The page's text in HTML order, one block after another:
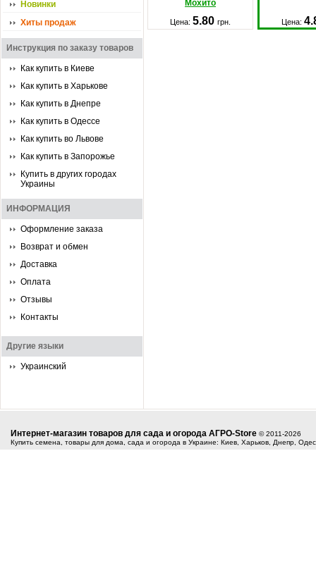
Новинки
Хиты продаж
Инструкция по заказу товаров
Как купить в Киеве
Как купить в Харькове
Как купить в Днепре
Как купить в Одессе
Как купить во Львове
Как купить в Запорожье
Купить в других городах
Украины
ИНФОРМАЦИЯ
Оформление заказа
Возврат и обмен
Доставка
Оплата
Отзывы
Контакты
Другие языки
Украинский
Мохито
Цена: 5.80 грн. Цена:
Интернет-магазин товаров для сада и огорода АГРО-Store © 2011-2026
Купить семена, товары для дома, сада и огорода в Украине: Киев, Харьков, Днепр,